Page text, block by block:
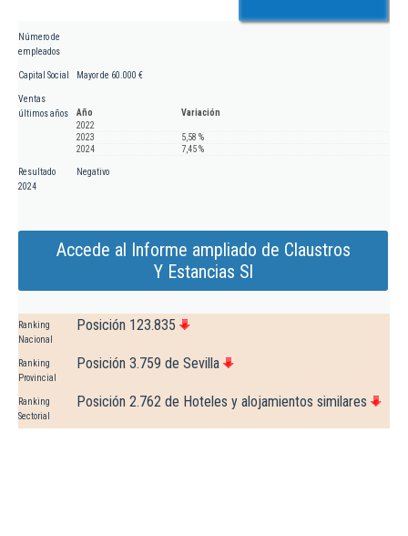
Número de
empleados
Capital Social Mayor de 60.000 €
Ventas
últimos años
Año
Variación
2022
2023
5,58 %
2024
7,45 %
Resultado
2024
Negativo
Accede al Informe ampliado de Claustros
Y Estancias Sl
Ranking
Nacional
Posición 123.835
Ranking
Provincial
Posición 3.759 de Sevilla
Ranking
Sectorial
Posición 2.762 de Hoteles y alojamientos similares